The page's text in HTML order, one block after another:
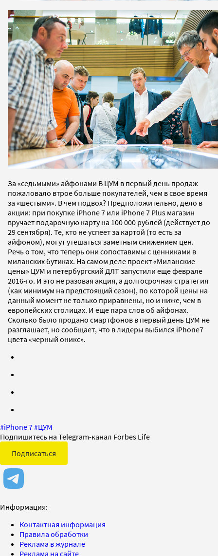
За «седьмыми» айфонами В ЦУM в первый день продаж
пожаловало втрое больше покупателей, чем в свое время
за «шестыми». В чем подвох? Предположительно, дело в
акции: при покупке iPhone 7 или iPhone 7 Plus магазин
вручает подарочную карту на 100 000 рублей (действует до
29 сентября). Те, кто не успеет за картой (то есть за
айфоном), могут утешаться заметным снижением цен.
Речь о том, что теперь они сопоставимы с ценниками в
миланских бутиках. На самом деле проект «Миланские
цены» ЦУМ и петербургский ДЛТ запустили еще феврале
2016-го. И это не разовая акция, а долгосрочная стратегия
(как минимум на предстоящий сезон), по которой цены на
данный момент не только приравнены, но и ниже, чем в
европейских столицах. И еще пара слов об айфонах.
Сколько было продано смартфонов в первый день ЦУМ не
разглашает, но сообщает, что в лидеры выбился iPhone7
цвета «черный оникс».
#iPhone 7#ЦУМ
Подпишитесь на Telegram-канал Forbes Life
Подписаться
Информация:
Контактная информация
Правила обработки
Реклама в журнале
Реклама на сайте